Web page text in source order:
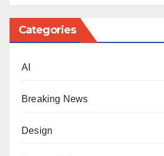
Categories
AI
Breaking News
Design